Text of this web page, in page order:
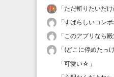
「ただ斬りたいだ
「すばらしいコンボ
「このアプリなら
「(どこに停めたっ
「可愛い☆ 」